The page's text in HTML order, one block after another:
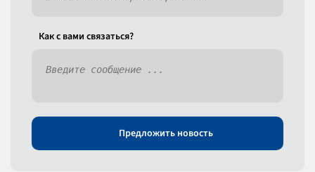
Как c вами связаться?
Предложить новость